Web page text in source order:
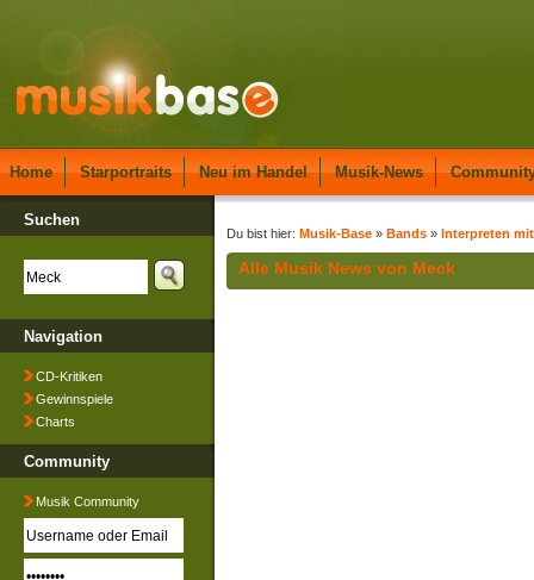
Home Starportraits Neu im Handel Musik-News
Suchen
Navigation
CD-Kritiken
Gewinnspiele
Charts
Community
Musik Community
Du bist hier: Musik-Base » Bands » Interpreten
Alle Musik News von Meck